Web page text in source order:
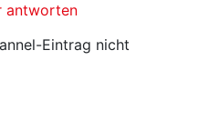
antworten
Eintrag nicht